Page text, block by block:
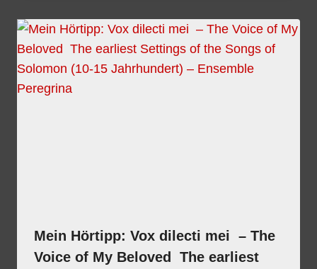
Mein Hörtipp: Vox dilecti mei – The
Voice of My Beloved The earliest